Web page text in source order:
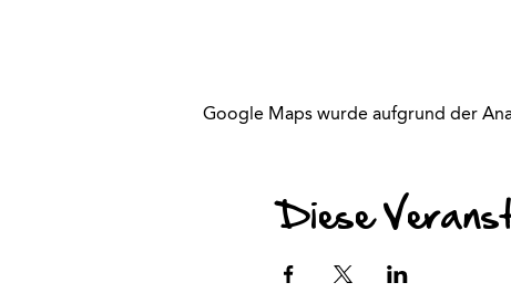
Google Maps wurde aufgrund der
Diese